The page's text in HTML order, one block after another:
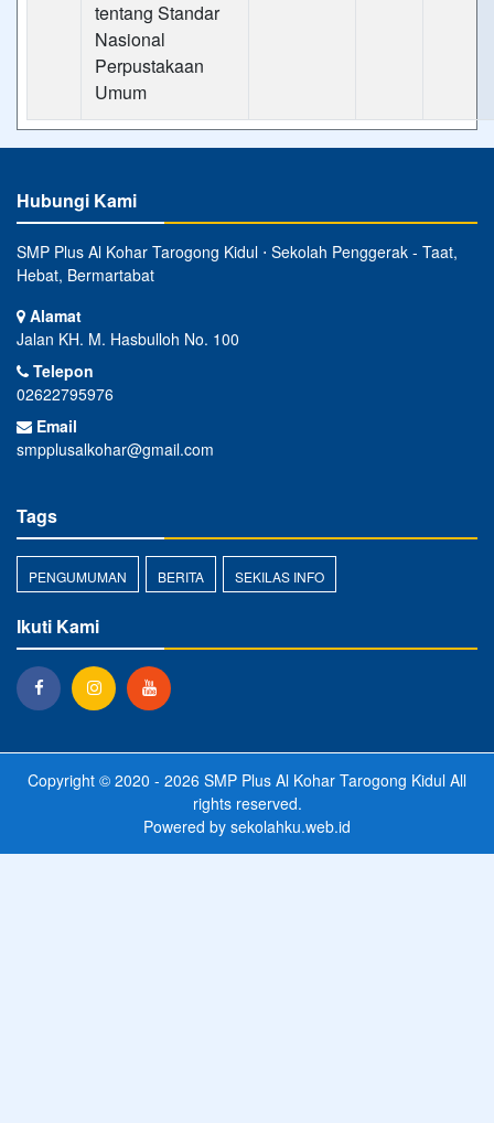
tentang Standar
Nasional
Perpustakaan
Umum
Hubungi Kami
SMP Plus Al Kohar Tarogong Kidul ⋅ Sekolah Penggerak - Taat,
Hebat, Bermartabat
Alamat
Jalan KH. M. Hasbulloh No. 100
Telepon
02622795976
Email
smpplusalkohar@gmail.com
Tags
PENGUMUMAN BERITA SEKILAS INFO
Ikuti Kami
Copyright © 2020 - 2026 SMP Plus Al Kohar Tarogong Kidul All
rights reserved.
Powered by sekolahku.web.id